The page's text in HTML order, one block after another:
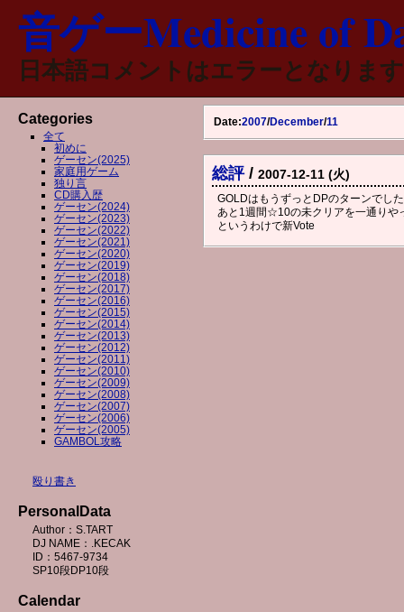
音ゲーMedicine of
日本語コメントはエラーとなりま
Date:2007/December/11
総評/ 2007-12-11 (火)
GOLDはもうずっとDPのターンでし
あと1週間☆10の未クリアを一通りや
というわけで新Vote
Categories
全て
初めに
ゲーセン(2025)
家庭用ゲーム
独り言
CD購入歴
ゲーセン(2024)
ゲーセン(2023)
ゲーセン(2022)
ゲーセン(2021)
ゲーセン(2020)
ゲーセン(2019)
ゲーセン(2018)
ゲーセン(2017)
ゲーセン(2016)
ゲーセン(2015)
ゲーセン(2014)
ゲーセン(2013)
ゲーセン(2012)
ゲーセン(2011)
ゲーセン(2010)
ゲーセン(2009)
ゲーセン(2008)
ゲーセン(2007)
ゲーセン(2006)
ゲーセン(2005)
GAMBOL攻略
殴り書き
PersonalData
Author：S.TART
DJ NAME：.KECAK
ID：5467-9734
SP10段DP10段
Calendar